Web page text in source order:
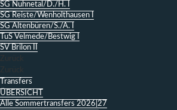
SG Nuhnetal/D./H. I
SG Reiste/Wenholthausen I
SG Altenbüren/S./A. I
TuS Velmede/Bestwig I
SV Brilon II
Zurück
Zurück
Transfers
ÜBERSICHT
Alle Sommertransfers 2026|27